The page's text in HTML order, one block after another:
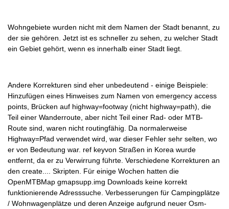
Wohngebiete wurden nicht mit dem Namen der Stadt benannt, zu
der sie gehören. Jetzt ist es schneller zu sehen, zu welcher Stadt
ein Gebiet gehört, wenn es innerhalb einer Stadt liegt.
Andere Korrekturen sind eher unbedeutend - einige Beispiele:
Hinzufügen eines Hinweises zum Namen von emergency access
points, Brücken auf highway=footway (nicht highway=path), die
Teil einer Wanderroute, aber nicht Teil einer Rad- oder MTB-
Route sind, waren nicht routingfähig. Da normalerweise
Highway=Pfad verwendet wird, war dieser Fehler sehr selten, wo
er von Bedeutung war. ref keyvon Straßen in Korea wurde
entfernt, da er zu Verwirrung führte. Verschiedene Korrekturen an
den create.... Skripten. Für einige Wochen hatten die
OpenMTBMap gmapsupp.img Downloads keine korrekt
funktionierende Adresssuche. Verbesserungen für Campingplätze
/ Wohnwagenplätze und deren Anzeige aufgrund neuer Osm-